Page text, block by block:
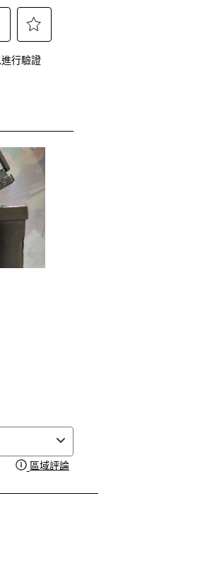
選
這
項
5
顆
星
的
啟
交
行驗證
區域評論顯示一個彈出視窗，其中包含有